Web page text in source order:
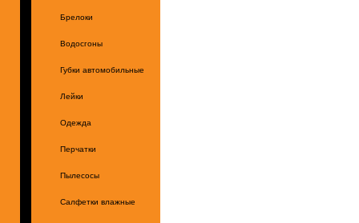
Брелоки
Водосгоны
Губки автомобильные
Лейки
Одежда
Перчатки
Пылесосы
Салфетки влажные